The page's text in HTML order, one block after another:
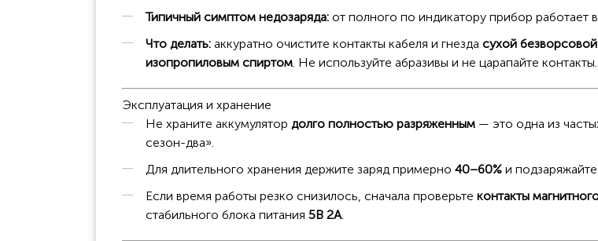
Типичный симптом недозаряда: от полного по индикатору прибор работает
Что делать: аккуратно очистите контакты кабеля и гнезда сухой
изопропиловым спиртом. Не используйте абразивы и не царапайте контакты.
Эксплуатация и хранение
Не храните аккумулятор долго полностью разряженным — это одна из
сезон-два».
Для длительного хранения держите заряд примерно 40–60% и подзаряжайте
Если время работы резко снизилось, сначала проверьте контакты
стабильного блока питания 5В 2А.